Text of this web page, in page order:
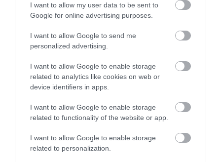
I want to allow my user data to be sent to
Google for online advertising purposes.
I want to allow Google to send me
personalized advertising.
I want to allow Google to enable storage
related to analytics like cookies on web or
device identifiers in apps.
I want to allow Google to enable storage
related to functionality of the website or app.
I want to allow Google to enable storage
related to personalization.
Aleksander Bolbot/Shutterstock